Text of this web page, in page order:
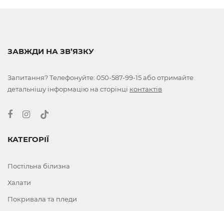
ЗАВЖДИ НА ЗВ’ЯЗКУ
Запитання? Телефонуйте: 050-587-99-15або отримайте
детальнішу інформацію на сторінці контактів
КАТЕГОРІЇ
Постільна білизна
Халати
Покривала та пледи